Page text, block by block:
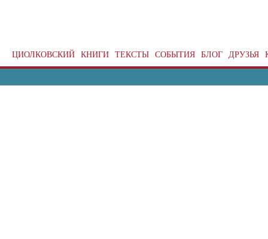
ЦИОЛКОВСКИЙ КНИГИ ТЕКСТЫ СОБЫТИЯ БЛОГ ДРУЗЬЯ